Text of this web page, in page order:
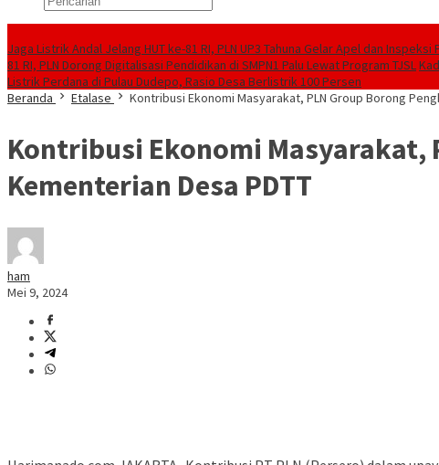
Jaga Listrik Andal Jelang HUT ke-81 RI, PLN UP3 Tahuna Gelar Apel dan
81 RI, PLN Dorong Digitalisasi Pendidikan di SMPN1 Palu Lewat Program TJSL
Listrik Perdana di Pulau Dudepo, Rasio Desa Berlistrik 100 Persen
Beranda
Etalase Kontribusi Ekonomi Masyarakat, PLN Group Borong
Kontribusi Ekonomi Masyarakat,
Kementerian Desa PDTT
ham
Mei 9, 2024